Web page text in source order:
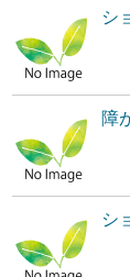
シ
障
シ